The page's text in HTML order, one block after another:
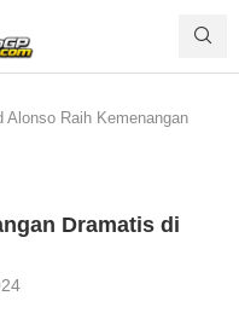
Alonso Raih Kemenangan
Dramatis di